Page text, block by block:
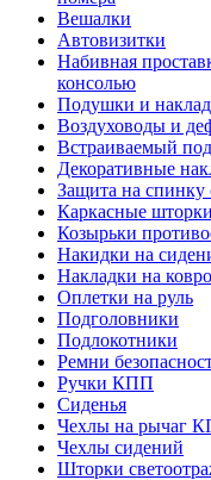
Вешалки
Автовизитки
Набивная
консолью
Подушки и
Воздуховоды и
Встраиваемый
Декоративные
Защита на спинку
Каркасные шторки
Козырьки
Накидки на
Накладки на
Оплетки на руль
Подголовники
Подлокотники
Ремни
Ручки КПП
Сиденья
Чехлы на рычаг
Чехлы сидений
Шторки